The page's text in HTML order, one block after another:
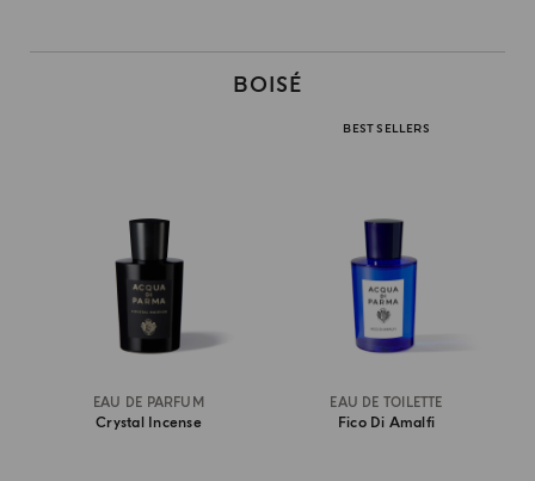
BOISÉ
EAU DE PARFUM
Crystal Incense
BEST SELLERS
EAU DE TOILETTE
Fico Di Amalfi